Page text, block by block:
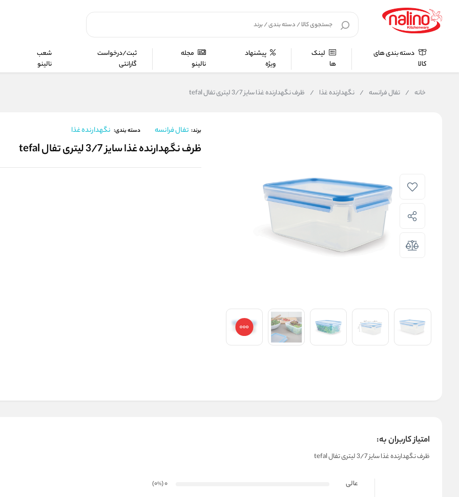
دسته بندی های
کالا
لینک
ها
پیشنهاد
ویژه
مجله
نالینو
ثبت/درخواست
گارانتی
شعب
نالینو
خانه / تفال فرانسه / نگهدارنده غذا / ظرف نگهدارنده غذا سایز 3/7 لیتری تفال tefal
برند: تفال فرانسه دسته بندی: نگهدارنده غذا
ظرف نگهدارنده غذا سایز 3/7 لیتری تفال tefal
امتیاز کاربران به:
ظرف نگهدارنده غذا سایز 3/7 لیتری تفال tefal
عالی 0
(0
%
)